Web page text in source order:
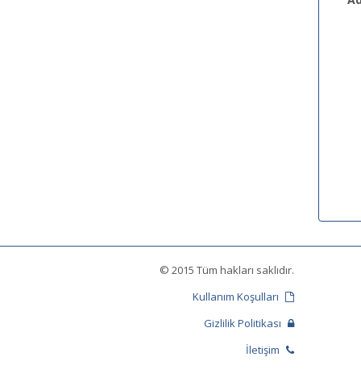
© 2015 Tüm hakları saklıdır.
Kullanım Koşulları
Gizlilik Politikası
İletişim